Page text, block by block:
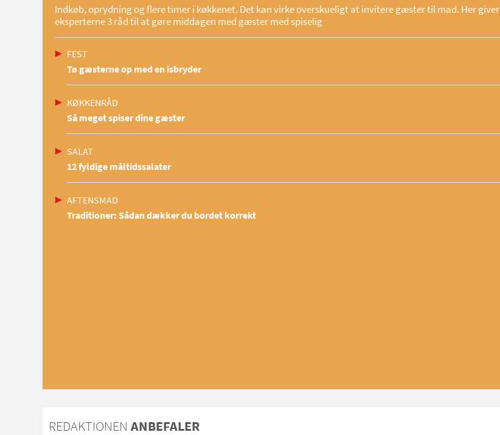
Indkøb, oprydning og flere timer i køkkenet. Det kan virke overskueligt at invitere gæster til mad. Her giver
eksperterne 3 råd til at gøre middagen med gæster med spiselig
FEST
Tø gæsterne op med en isbryder
KØKKENRÅD
Så meget spiser dine gæster
SALAT
12 fyldige måltidssalater
AFTENSMAD
Traditioner: Sådan dækker du bordet korrekt
REDAKTIONEN ANBEFALER